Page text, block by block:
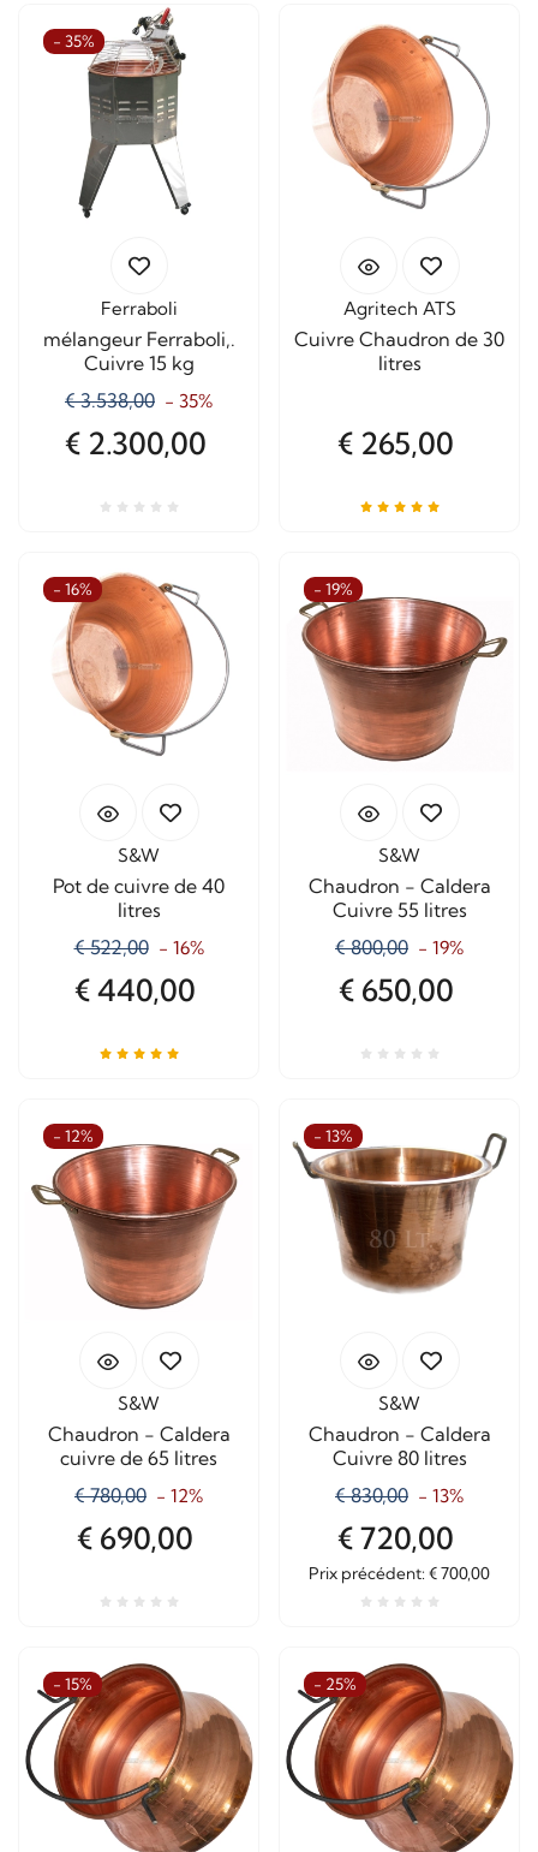
- 35%
Ferraboli
mélangeur Ferraboli,.
Cuivre 15 kg
€ 3.538,00 - 35%
€ 2.300,00
Agritech ATS
Cuivre Chaudron de 30
litres
€ 265,00
- 16%
S&W
Pot de cuivre de 40
litres
€ 522,00 - 16%
€ 440,00
- 19%
S&W
Chaudron - Caldera
Cuivre 55 litres
€ 800,00 - 19%
€ 650,00
- 12%
S&W
Chaudron - Caldera
cuivre de 65 litres
€ 780,00 - 12%
€ 690,00
- 13%
S&W
Chaudron - Caldera
Cuivre 80 litres
€ 830,00 - 13%
€ 720,00
Prix ​​précédent: € 700,00
- 15% - 25%